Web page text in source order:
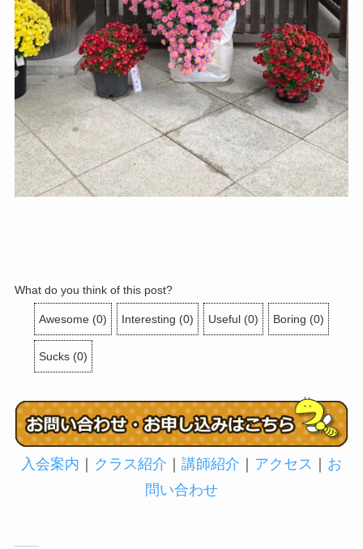
What do you think of this post?
Awesome (0) Interesting (0) Useful (0) Boring (0)
Sucks (0)
入会案内 ｜ クラス紹介 ｜ 講師紹介 ｜ アクセス ｜ お
問い合わせ